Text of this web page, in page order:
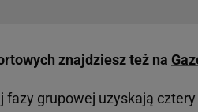
znajdziesz też na
fazy grupowej uzyskają